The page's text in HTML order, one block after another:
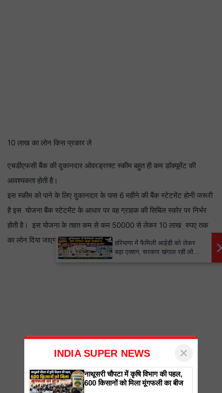
10 लाख का लोन किस प्रकार ले
एचडीएफसी बैंक की दुकानदार ओवरड्राफ्ट स्कीम बहुत ही कम डॉक्यूमेंट की
आवश्यकता होती है।
इस स्कीम को पाने के लिए दुकानदार के पास 6 महीने की बैंक स्टेटमेंट होनी जरूरी
है इस योजना बैंक स्टेटमेंट के आधार पर वह ग्राहक की सिबिल स्कोर पर निर्भर
होती है। इस योजना के तहत कम से कम 50000 से लेकर 10 लाख रुपए तक
का लोन दिया जाएगा।
×
हरियाणा में फैमिली आईडी को लेकर
बड़ा एक्शन, सरकार खंगाल रही लोगों
का डेटा
INDIA SUPER NEWS ×
नाथूसरी चौपटा में कृषि विभाग की पहल,
600 किसानों को मिला मूंगफली का बीज